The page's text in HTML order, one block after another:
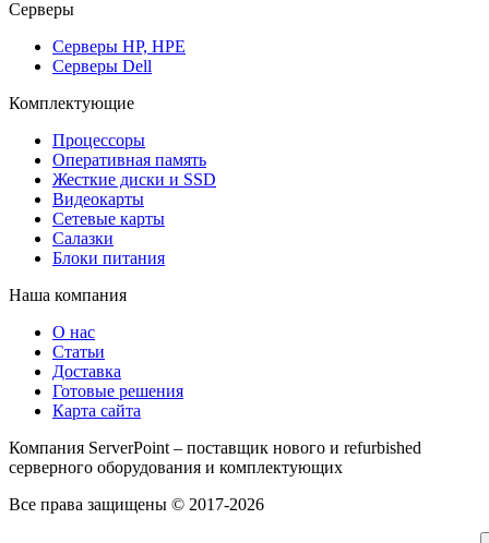
Серверы
Серверы HP, HPE
Серверы Dell
Комплектующие
Процессоры
Оперативная память
Жесткие диски и SSD
Видеокарты
Сетевые карты
Салазки
Блоки питания
Наша компания
О нас
Статьи
Доставка
Готовые решения
Карта сайта
Компания ServerPoint – поставщик нового и refurbished
серверного оборудования и комплектующих
Все права защищены © 2017-2026